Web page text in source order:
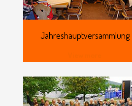
Jahreshauptversammlung